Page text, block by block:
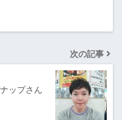
次の記事
ップさん